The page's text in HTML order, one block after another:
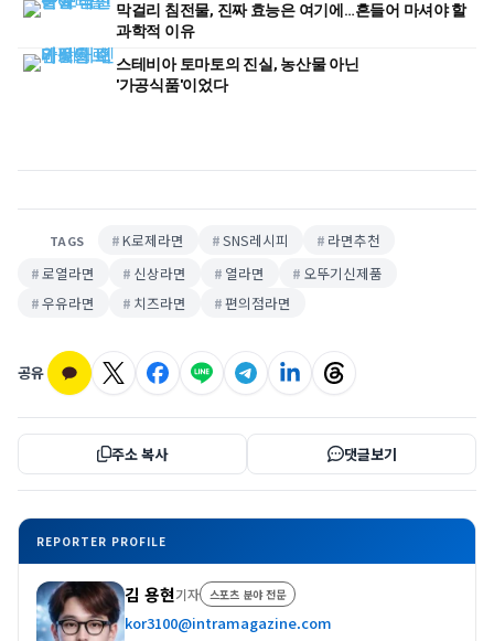
막걸리 침전물, 진짜 효능은 여기에…흔들어 마셔야 할
과학적 이유
스테비아 토마토의 진실, 농산물 아닌
'가공식품'이었다
TAGS K로제라면 SNS레시피
라면추천
로열라면
신상라면 열라면
오뚜기신제품
우유라면
치즈라면 편의점라면
공유
주소 복사 댓글보기
REPORTER PROFILE
김 용현기자 스포츠 분야 전문
kor3100@intramagazine.com